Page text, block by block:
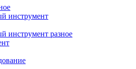
инструмент
инструмент разное